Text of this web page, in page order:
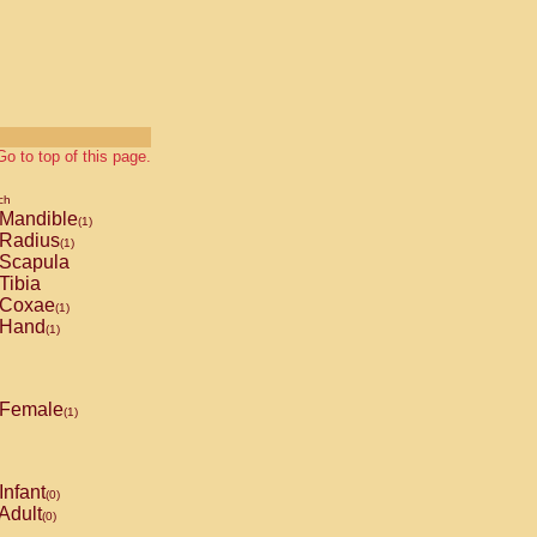
to top of this page.
Mandible(1)
Radius(1)
Scapula
Tibia
Coxae(1)
Hand(1)
Female(1)
Infant(0)
(0)